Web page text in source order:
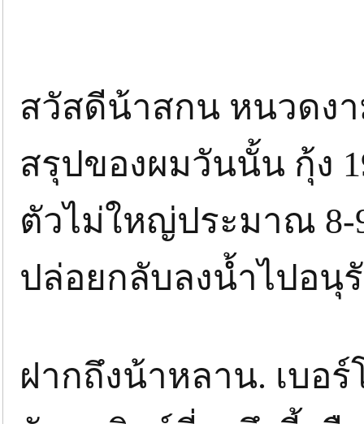
สวัสดีน้าสกน หนวดง
สรุปของผมวันนั้น กุ้ง
ตัวไม่ใหญ่ประมาณ
ปล่อยกลับลงน้ำไปอนุ
ฝากถึงน้าหลาน. เบอ